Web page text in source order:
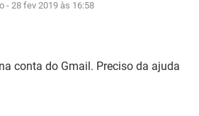
EXCEL
GMAIL
-28 fev 2019 às 16:58
conta do Gmail. Preciso da ajuda